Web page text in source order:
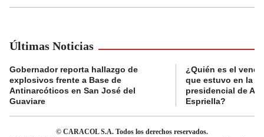
Últimas Noticias
Gobernador reporta hallazgo de
explosivos frente a Base de
Antinarcóticos en San José del
Guaviare
¿Quién es el
que estuvo en la
presidencial de
Espriella?
© CARACOL S.A. Todos los derechos reservados.